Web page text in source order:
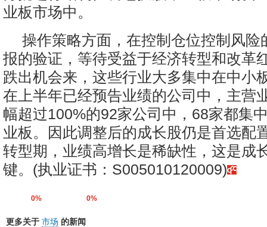
业板市场中。
操作策略方面，在控制仓位控制风险
报的验证，等待受益于经济转型和改革
跌出机会来，这些行业大多集中在中小
在上半年已经预告业绩的公司中，主营
幅超过100%的92家公司中，68家都集
业板。因此调整后的成长股仍是首选配
转型期，业绩高增长是稀缺性，这是成
键。(执业证书：S005010120009)
0% 0%
更多关于 市场 的新闻